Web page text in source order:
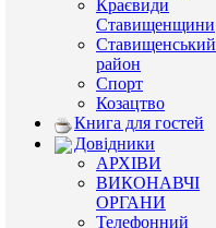
Краєвиди
Ставищенщини
Ставищенський
район
Спорт
Козацтво
Книга для гостей
Довідники
АРХІВИ
ВИКОНАВЧІ
ОРГАНИ
Телефонний